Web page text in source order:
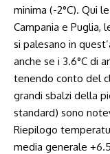
minima (-2°C). Qui
Campania e Puglia,
si palesano in
anche se i 3.6°C di
tenendo conto del
grandi sbalzi della
standard) sono
Riepilogo
media generale